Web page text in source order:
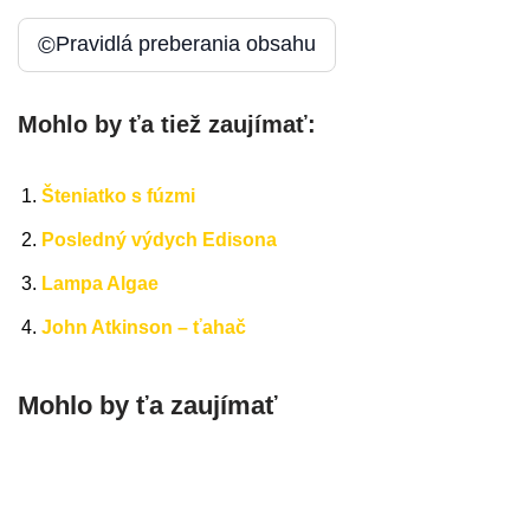
©Pravidlá preberania obsahu
Mohlo by ťa tiež zaujímať:
Šteniatko s fúzmi
Posledný výdych Edisona
Lampa Algae
John Atkinson – ťahač
Mohlo by ťa zaujímať